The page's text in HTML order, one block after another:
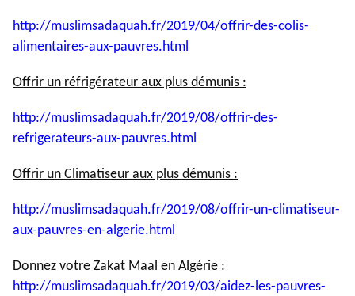
http://muslimsadaquah.fr/2019/04/offrir-des-colis-
alimentaires-aux-pauvres.html
Offrir un réfrigérateur aux plus démunis :
http://muslimsadaquah.fr/2019/08/offrir-des-
refrigerateurs-aux-pauvres.html
Offrir un Climatiseur aux plus démunis :
http://muslimsadaquah.fr/2019/08/offrir-un-climatiseur-
aux-pauvres-en-algerie.html
Donnez votre Zakat Maal en Algérie :
http://muslimsadaquah.fr/2019/03/aidez-les-pauvres-